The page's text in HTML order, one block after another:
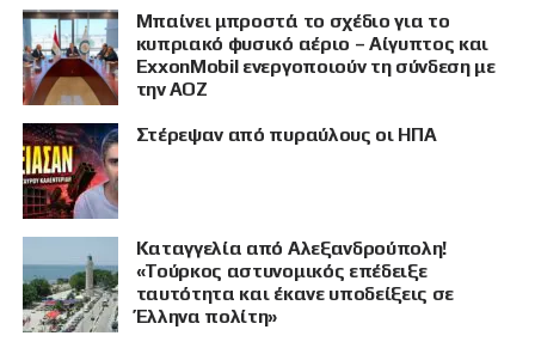
Μπαίνει μπροστά το σχέδιο για το
κυπριακό φυσικό αέριο – Αίγυπτος και
ExxonMobil ενεργοποιούν τη σύνδεση με
την ΑΟΖ
Στέρεψαν από πυραύλους οι ΗΠΑ
Καταγγελία από Αλεξανδρούπολη!
«Τούρκος αστυνομικός επέδειξε
ταυτότητα και έκανε υποδείξεις σε
Έλληνα πολίτη»